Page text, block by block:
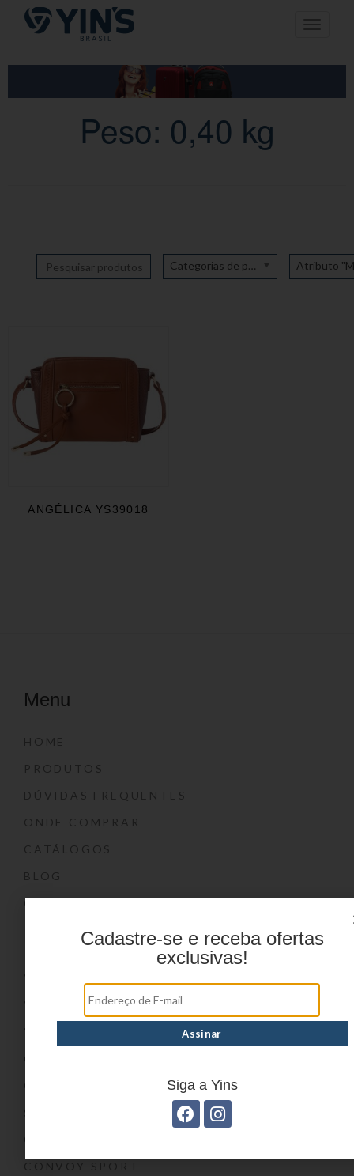
Pular
para
conteúdo
Toggle
Peso: 0,40 kg
Categorias de produto
ANGÉLICA YS39018
Menu
HOME
PRODUTOS
DÚVIDAS FREQUENTES
ONDE COMPRAR
CATÁLOGOS
BLOG
CONTATO
Marcas
YIN’S PAPER
CONVOY SPORT
Cadastre-se e receba ofertas
exclusivas!
Siga a Yins